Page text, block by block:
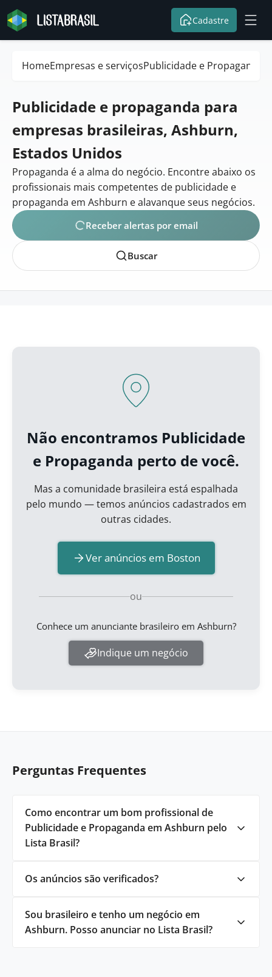
Cadastre
HomeEmpresas e serviçosPublicidade e Propaganda
Publicidade e propaganda para
empresas brasileiras, Ashburn,
Estados Unidos
Propaganda é a alma do negócio. Encontre abaixo os
profissionais mais competentes de publicidade e
propaganda em Ashburn e alavanque seus negócios.
Receber alertas por email
Buscar
Não encontramos Publicidade
e Propaganda perto de você.
Mas a comunidade brasileira está espalhada
pelo mundo — temos anúncios cadastrados em
outras cidades.
Ver anúncios em Boston
ou
Conhece um anunciante brasileiro em Ashburn?
Indique um negócio
Perguntas Frequentes
Como encontrar um bom profissional de
Publicidade e Propaganda em Ashburn pelo
Lista Brasil?
Os anúncios são verificados?
Sou brasileiro e tenho um negócio em
Ashburn. Posso anunciar no Lista Brasil?